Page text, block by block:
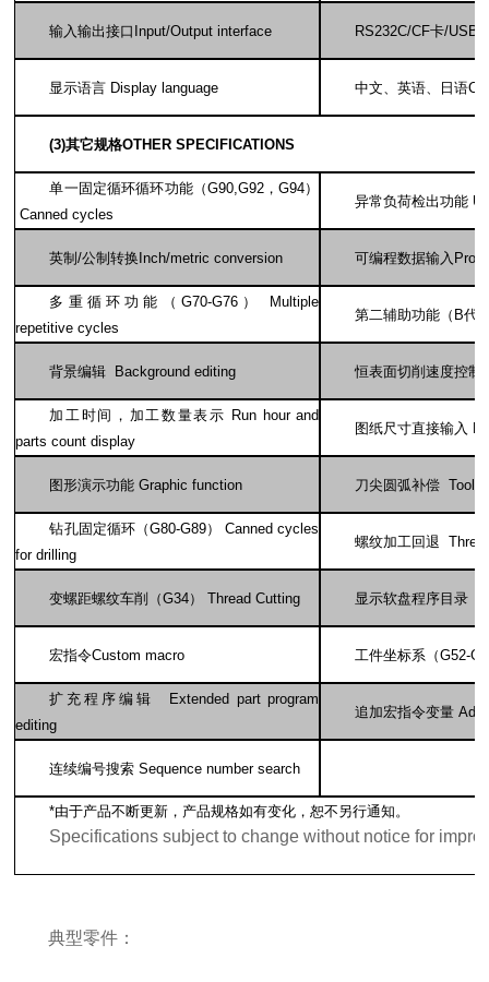
输入输出接口Input/Output interface RS232C/CF卡/USB
显示语言 Display language 中文、英语、日语
(3)其它规格OTHER SPECIFICATIONS
单一固定循环循环功能（G90,G92，G94）
Canned cycles
异常负荷检出功能
英制/公制转换Inch/metric conversion 可编程数据输入
多重循环功能（G70-G76） Multiple
repetitive cycles
第二辅助功能（B代
背景编辑 Background editing 恒表面切削速度控
加工时间，加工数量表示 Run hour and
parts count display
图纸尺寸直接输入
图形演示功能 Graphic function 刀尖圆弧补偿 Tool
钻孔固定循环（G80-G89） Canned cycles
for drilling
螺纹加工回退
变螺距螺纹车削（G34） Thread Cutting 显示软盘程序目录
宏指令Custom macro 工件坐标系（G52-
扩充程序编辑 Extended part program
editing
追加宏指令变量
连续编号搜索 Sequence number search
*由于产品不断更新，产品规格如有变化，恕不另行通知。
Specifications subject to change without notice for
典型零件：